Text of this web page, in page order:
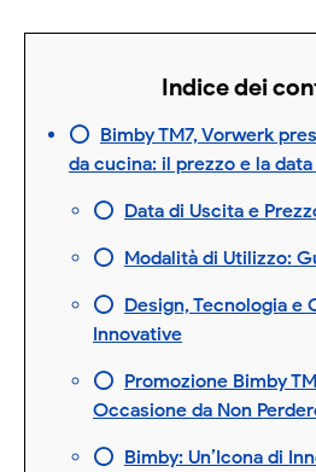
Indice dei
Bimby TM7, Vorwerk
da cucina: il prezzo e la
Data di Uscita e
Modalità di Utilizzo:
Design, Tecnologia e
Innovative
Promozione Bimby
Occasione da Non
Bimby: Un’Icona di